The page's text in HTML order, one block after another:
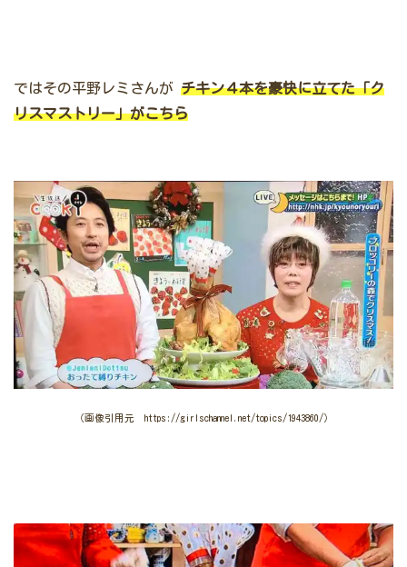
ではその平野レミさんが チキン４本を豪快に立てた「ク
リスマストリー」がこちら
（画像引用元 https://girlschannel.net/topics/1943860/）